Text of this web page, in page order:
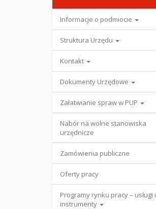
Informacje o podmiocie
Struktura Urzędu
Kontakt
Dokumenty Urzędowe
Załatwianie spraw w PUP
Nabór na wolne stanowiska
urzędnicze
Zamówienia publiczne
Oferty pracy
Programy rynku pracy – usługi i
instrumenty